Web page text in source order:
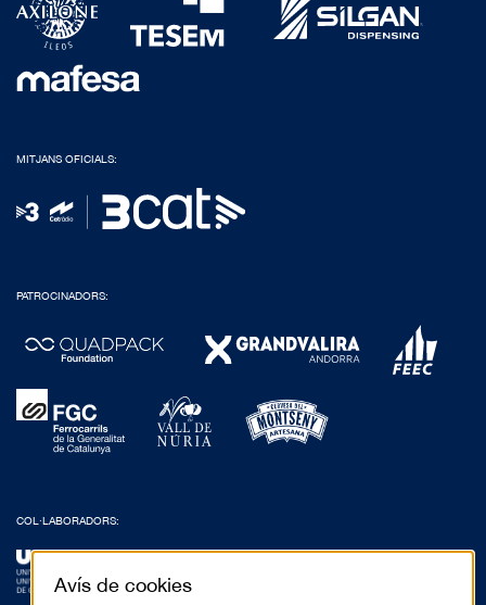
MITJANS OFICIALS:
PATROCINADORS:
COL·LABORADORS:
Avís de cookies